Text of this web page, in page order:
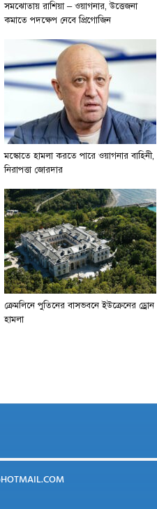
সমঝোতায় রাশিয়া – ওয়াগনার, উত্তেজনা
কমাতে পদক্ষেপ নেবে প্রিগোজিন
মস্কোতে হামলা করতে পারে ওয়াগনার বাহিনী,
নিরাপত্তা জোরদার
ক্রেমলিনে পুতিনের বাসভবনে ইউক্রেনের ড্রোন
হামলা